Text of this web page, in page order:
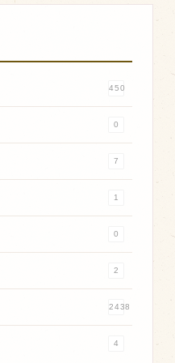
450
0
7
1
0
2
2438
4